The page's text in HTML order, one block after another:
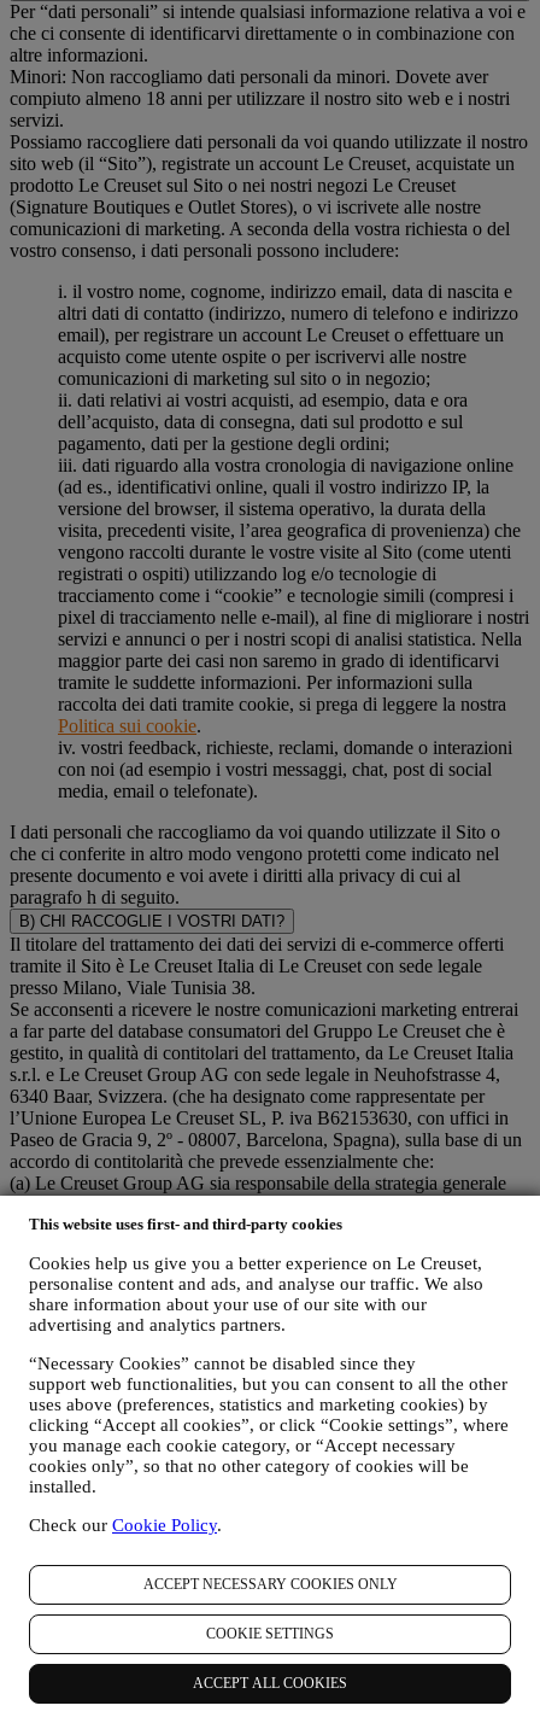
This website uses first- and third-party cookies
Cookies help us give you a better experience on Le Creuset,
personalise content and ads, and analyse our traffic. We also
share information about your use of our site with our
advertising and analytics partners.
“Necessary Cookies” cannot be disabled since they
support web functionalities, but you can consent to all the other
uses above (preferences, statistics and marketing cookies) by
clicking “Accept all cookies”, or click “Cookie settings”, where
you manage each cookie category, or “Accept necessary
cookies only”, so that no other category of cookies will be
installed.
Check our Cookie Policy.
ACCEPT NECESSARY COOKIES ONLY
COOKIE SETTINGS
ACCEPT ALL COOKIES
Per “dati personali” si intende qualsiasi informazione relativa a voi e
che ci consente di identificarvi direttamente o in combinazione con
altre informazioni.
Minori: Non raccogliamo dati personali da minori. Dovete aver
compiuto almeno 18 anni per utilizzare il nostro sito web e i nostri
servizi.
Possiamo raccogliere dati personali da voi quando utilizzate il nostro
sito web (il “Sito”), registrate un account Le Creuset, acquistate un
prodotto Le Creuset sul Sito o nei nostri negozi Le Creuset
(Signature Boutiques e Outlet Stores), o vi iscrivete alle nostre
comunicazioni di marketing. A seconda della vostra richiesta o del
vostro consenso, i dati personali possono includere:
i. il vostro nome, cognome, indirizzo email, data di nascita e
altri dati di contatto (indirizzo, numero di telefono e indirizzo
email), per registrare un account Le Creuset o effettuare un
acquisto come utente ospite o per iscrivervi alle nostre
comunicazioni di marketing sul sito o in negozio;
ii. dati relativi ai vostri acquisti, ad esempio, data e ora
dell’acquisto, data di consegna, dati sul prodotto e sul
pagamento, dati per la gestione degli ordini;
iii. dati riguardo alla vostra cronologia di navigazione online
(ad es., identificativi online, quali il vostro indirizzo IP, la
versione del browser, il sistema operativo, la durata della
visita, precedenti visite, l’area geografica di provenienza) che
vengono raccolti durante le vostre visite al Sito (come utenti
registrati o ospiti) utilizzando log e/o tecnologie di
tracciamento come i “cookie” e tecnologie simili (compresi i
pixel di tracciamento nelle e-mail), al fine di migliorare i nostri
servizi e annunci o per i nostri scopi di analisi statistica. Nella
maggior parte dei casi non saremo in grado di identificarvi
tramite le suddette informazioni. Per informazioni sulla
raccolta dei dati tramite cookie, si prega di leggere la nostra
Politica sui cookie.
iv. vostri feedback, richieste, reclami, domande o interazioni
con noi (ad esempio i vostri messaggi, chat, post di social
media, email o telefonate).
I dati personali che raccogliamo da voi quando utilizzate il Sito o
che ci conferite in altro modo vengono protetti come indicato nel
presente documento e voi avete i diritti alla privacy di cui al
paragrafo h di seguito.
B) CHI RACCOGLIE I VOSTRI DATI?
Il titolare del trattamento dei dati dei servizi di e-commerce offerti
tramite il Sito è Le Creuset Italia di Le Creuset con sede legale
presso Milano, Viale Tunisia 38.
Se acconsenti a ricevere le nostre comunicazioni marketing entrerai
a far parte del database consumatori del Gruppo Le Creuset che è
gestito, in qualità di contitolari del trattamento, da Le Creuset Italia
s.r.l. e Le Creuset Group AG con sede legale in Neuhofstrasse 4,
6340 Baar, Svizzera. (che ha designato come rappresentate per
l’Unione Europea Le Creuset SL, P. iva B62153630, con uffici in
Paseo de Gracia 9, 2º - 08007, Barcelona, Spagna), sulla base di un
accordo di contitolarità che prevede essenzialmente che:
(a) Le Creuset Group AG sia responsabile della strategia generale
consumatore;
strategia, sviluppando anche in modo indipendente comunicazioni
ed iniziative di marketing a livello locale (all'interno di un
determinato Paese);
(c) entrambi i contitolari siano tenuti a gestire le richieste relative ai
diritti degli interessati in materia di protezione dei dati.
C) PERCHÉ RACCOGLIAMO I VOSTRI DATI?
Possiamo trattare i vostri dati per le seguenti finalità:
i. PER ADEMPIERE A NOSTRI OBBLIGHI LEGALI
Potremmo essere tenuti a trattare alcuni dati che vi riguardano
derivanti da istruzioni ricevute da parte di autorità.
ii. PER CREARE UN NUOVO ACCOUNT LE CREUSET
che vi darà accesso a una serie di vantaggi riservati agli utenti
registrati per usufruire al meglio dei nostri servizi, quali, un
checkout più rapido, la possibilità di salvare più indirizzi di
spedizione, visualizzare e monitorare ordini. Tale attività di
trattamento è basata sull’adempimento contrattuale di tali